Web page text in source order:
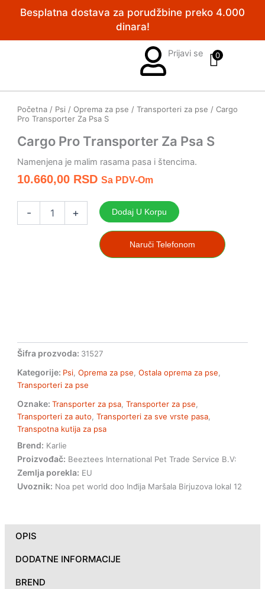
Besplatna dostava za porudžbine preko 4.000
dinara!
Prijavi se 0
Početna / Psi /Oprema za pse /Transporteri za pse / Cargo
Pro Transporter Za Psa S
Cargo Pro Transporter Za Psa S
Namenjena je malim rasama pasa i štencima.
10.660,00 RSD Sa PDV-Om
-
Transporter
+ Dodaj U Korpu
Naruči Telefonom
Šifra prozvoda: 31527
Kategorije: Psi,Oprema za pse,Ostala oprema za pse,
Transporteri za pse
Oznake: Transporter za psa,Transporter za pse,
Transporteri za auto,Transporteri za sve vrste pasa,
Transpotna kutija za psa
Brend: Karlie
Proizvođač: Beeztees International Pet Trade Service B.V:
Zemlja porekla: EU
Uvoznik: Noa pet world doo Inđija Maršala Birjuzova lokal 12
OPIS
DODATNE INFORMACIJE
BREND